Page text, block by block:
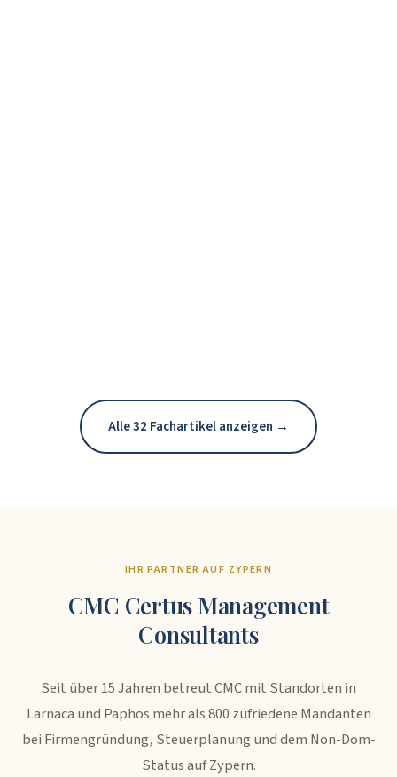
Alle 32 Fachartikel anzeigen →
IHR PARTNER AUF ZYPERN
CMC Certus Management
Consultants
Seit über 15 Jahren betreut CMC mit Standorten in
Larnaca und Paphos mehr als 800 zufriedene Mandanten
bei Firmengründung, Steuerplanung und dem Non-Dom-
Status auf Zypern.